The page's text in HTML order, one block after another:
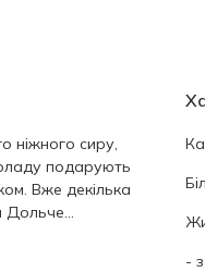
ніжного сиру,
подарують
Вже декілька
Дольче...
-